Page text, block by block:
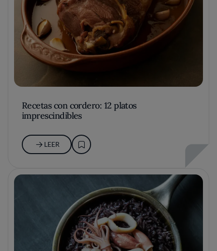
Recetas con cordero: 12 platos
imprescindibles
LEER